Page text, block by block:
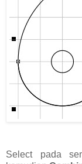
Select pada